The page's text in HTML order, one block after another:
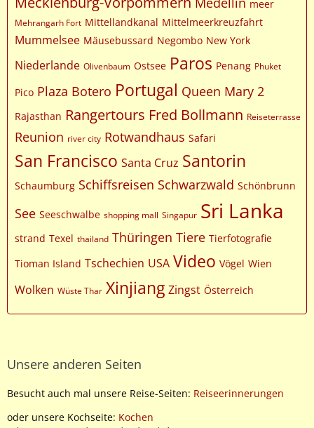
meer
Mehrangarh Fort Mittellandkanal Mittelmeerkreuzfahrt
Mummelsee Mäusebussard Negombo New York
Niederlande Olivenbaum Ostsee Paros Penang Phuket
Pico Plaza Botero Portugal Queen Mary 2
Rajasthan Rangertours Fred Bollmann Reiseterrasse
Reunion river city Rotwandhaus Safari
San Francisco Santa Cruz Santorin
Schaumburg Schiffsreisen Schwarzwald Schönbrunn
See Seeschwalbe shopping mall Singapur Sri Lanka
strand Texel thailand Thüringen Tiere Tierfotografie
Tioman Island Tschechien USA Video Vögel Wien
Wolken Wüste Thar Xinjiang Zingst Österreich
Unsere anderen Seiten
Besucht auch mal unsere Reise-Seiten: Reiseerinnerungen
oder unsere Kochseite: Kochen